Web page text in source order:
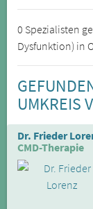
0 Spezialisten
Dysfunktion) in
UMKREIS
Dr. Frieder
CMD-Therapie